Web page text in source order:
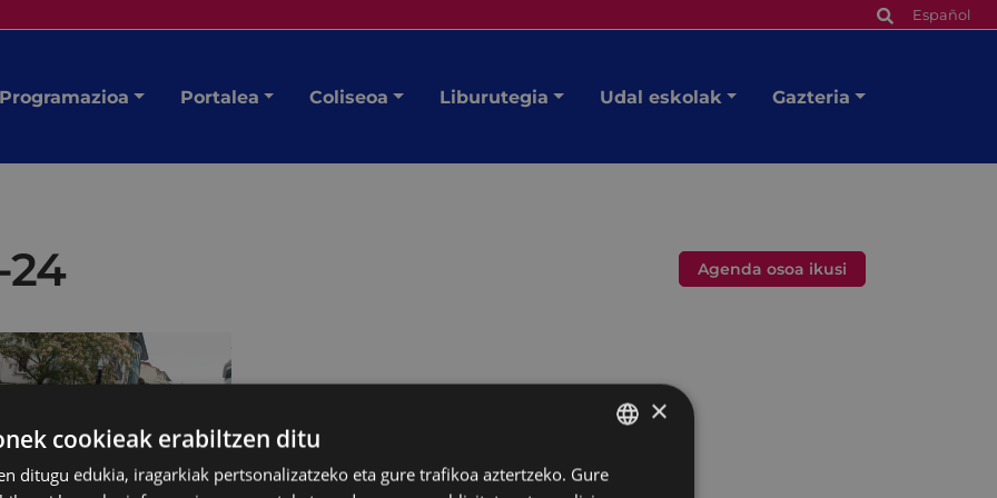
Español
Programazioa Portalea Coliseoa Liburutegia Udal eskolak Gazteria
Agenda osoa ikusi
BASQUE
×
cookieak erabiltzen ditu
ditugu edukia, iragarkiak pertsonalizatzeko eta gure trafikoa aztertzeko. Gure